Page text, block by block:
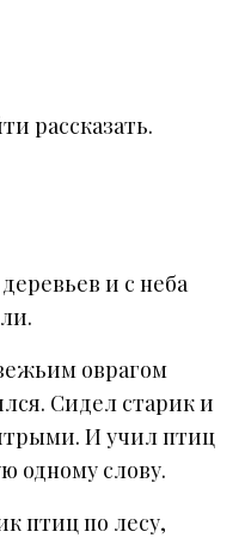
рассказать.
и с неба
оврагом
Сидел старик и
И учил птиц
одному слову.
птиц по лесу,